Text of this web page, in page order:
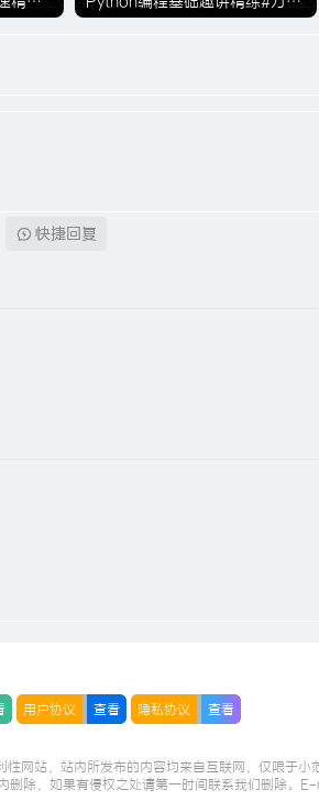
快捷回复
用户协议 查看 隐私协议 查看
性网站，站内所发布的内容均来自互联网，仅限于小
删除，如果有侵权之处请第一时间联系我们删除。